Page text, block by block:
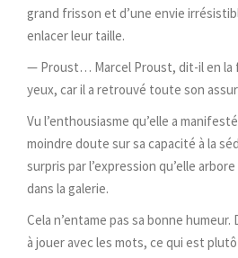
grand frisson et d’une envie
enlacer leur taille.
— Proust… Marcel Proust, dit-il en la
yeux, car il a retrouvé toute son
Vu l’enthousiasme qu’elle a
moindre doute sur sa capacité à la
surpris par l’expression qu’elle
dans la galerie.
Cela n’entame pas sa bonne
à jouer avec les mots, ce qui est